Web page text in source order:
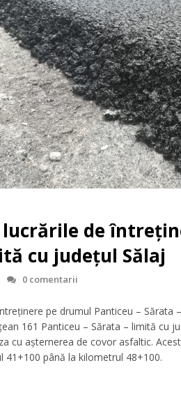
de
cu județul Sălaj
0 comentarii
pe drumul Panticeu – Sărata
161 Panticeu – Sărata – limită cu
cu așternerea de covor asfaltic.
până la kilometrul 48+100.